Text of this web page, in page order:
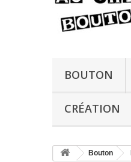
BOUTON
CRÉATION
Bouton